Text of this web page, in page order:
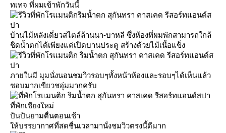
ทเทจ ที่ผมเข้าพักวันนี้
ที่พักโรแมนติกริมน้ำตก สุกันทรา คาสเคด รีสอร์ทแอนด์ส
ปา
บ้านไม้หลังเดี่ยวสไตล์ล้านนา-บาหลี ซึ่งห้องที่ผมพักสามารถใกล้
ชิดน้ำตกได้เพียงแค่เปิดบานประตู สร้างด้วยไม้เนื้อแข็ง
ที่พักโรแมนติก ริมน้ำตก สุกันทรา คาสเคด รีสอร์ทแอนด์ส
ปา
ภายในมี มุมนั่งนอนชมวิวรอบๆทั้งหน้าห้องและรอบๆได้เห็นแล้ว
ชอบมากเขียวชอุ่มมากครับ
ปันปันยามตื่นตอนเช้า
ห้บรรยากาศที่สดชื่นเวลามานั่งชมวิวตรงนี้ดีมาก